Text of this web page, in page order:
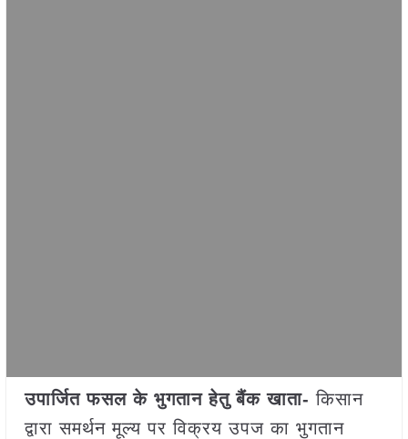
उपार्जित फसल के भुगतान हेतु बैंक खाता-किसान
द्वारा समर्थन मूल्य पर विक्रय उपज का भुगतान